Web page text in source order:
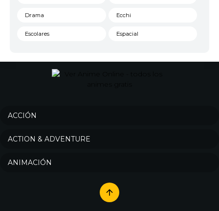
Drama Ecchi
Escolares Espacial
Música
Romance
ACCIÓN
ACTION & ADVENTURE
ANIMACIÓN